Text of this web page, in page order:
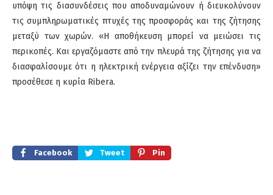
υπόψη τις διασυνδέσεις που αποδυναμώνουν ή διευκολύνουν
τις συμπληρωματικές πτυχές της προσφοράς και της ζήτησης
μεταξύ των χωρών. «Η αποθήκευση μπορεί να μειώσει τις
περικοπές. Και εργαζόμαστε από την πλευρά της ζήτησης για να
διασφαλίσουμε ότι η ηλεκτρική ενέργεια αξίζει την επένδυση»
προσέθεσε η κυρία Ribera.
Facebook Tweet Pin